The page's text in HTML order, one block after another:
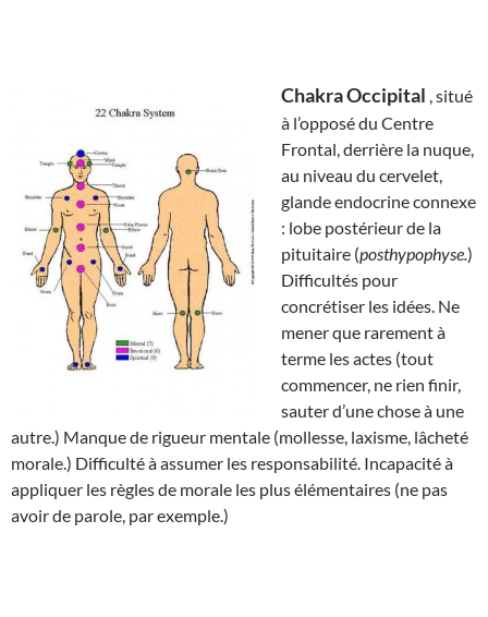
Chakra Occipital , situé
à l’opposé du Centre
Frontal, derrière la nuque,
au niveau du cervelet,
glande endocrine connexe
: lobe postérieur de la
pituitaire (posthypophyse.)
Difficultés pour
concrétiser les idées. Ne
mener que rarement à
terme les actes (tout
commencer, ne rien finir,
sauter d’une chose à une
autre.) Manque de rigueur mentale (mollesse, laxisme, lâcheté
morale.) Difficulté à assumer les responsabilité. Incapacité à
appliquer les règles de morale les plus élémentaires (ne pas
avoir de parole, par exemple.)